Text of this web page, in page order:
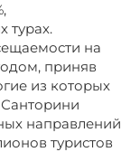
турах.
на
приняв
из которых
направлений
туристов